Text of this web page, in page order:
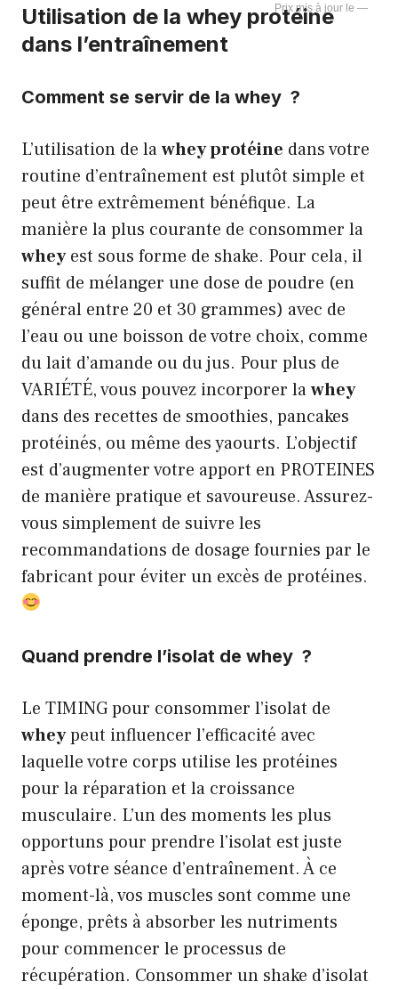
—
Utilisation de la whey protéine
dans l’entraînement
Comment se servir de la whey ?
L’utilisation de lawhey protéine dans votre
routine d’entraînement est plutôt simple et
peut être extrêmement bénéfique. La
manière la plus courante de consommer la
wheyest sous forme de shake. Pour cela, il
suffit de mélanger une dose de poudre (en
général entre 20 et 30 grammes) avec de
l’eau ou une boisson de votre choix, comme
du lait d’amande ou du jus. Pour plus de
VARIÉTÉ, vous pouvez incorporer lawhey
dans des recettes de smoothies, pancakes
protéinés, ou même des yaourts. L’objectif
est d’augmenter votre apport en PROTEINES
de manière pratique et savoureuse. Assurez-
vous simplement de suivre les
recommandations de dosage fournies par le
fabricant pour éviter un excès de protéines.
Quand prendre l’isolat de whey ?
Le TIMING pour consommer l’isolat de
wheypeut influencer l’efficacité avec
laquelle votre corps utilise les protéines
pour la réparation et la croissance
musculaire. L’un des moments les plus
opportuns pour prendre l’isolat est juste
après votre séance d’entraînement. À ce
moment-là, vos muscles sont comme une
éponge, prêts à absorber les nutriments
pour commencer le processus de
récupération. Consommer un shake d’isolat